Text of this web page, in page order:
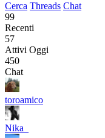
Cerca Threads Chat
99
Recenti
57
Attivi Oggi
450
Chat
toroamico
Nika_